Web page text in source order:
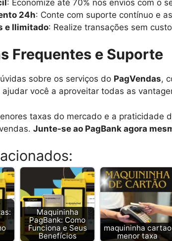
: Economize até 70% nos envios com o
24h: Conte com suporte contínuo e
e Ilimitado: Realize transações sem
Frequentes e Suporte
sobre os serviços do PagVendas,
ajudar você a aproveitar todas as
taxas do mercado e a praticidade
Junte-se ao PagBank agora
Maquininha
PagBank: Como
Funciona e Seus
Benefícios
maquininha cartao
menor taxa